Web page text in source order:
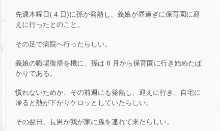
先週木曜日( 4 日)に孫が発熱し、義娘が昼過ぎに保育園に迎
えに行ったとのこと。
その足で病院へ行ったらしい。
義娘の職場復帰を機に、孫は 8 月から保育園に行き始めたば
かりである。
慣れないためか、その前週にも発熱し、迎えに行き、自宅に
帰ると熱が下がりケロッとしていたらしい。
その翌日、長男が我が家に孫を連れて来たらしい。